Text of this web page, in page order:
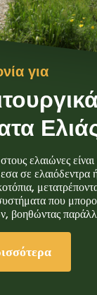
για
ελαιώνες
σε
που
βοηθώντας